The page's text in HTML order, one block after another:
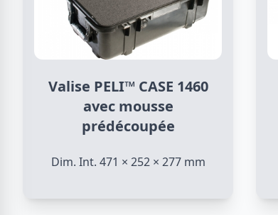
Valise PELI™ CASE 1460
avec mousse
prédécoupée
Dim. Int. 471 × 252 × 277 mm